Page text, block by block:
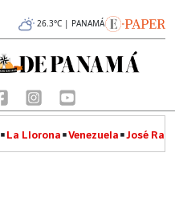
26.3°C | PANAMÁ
La Llorona Venezuela José